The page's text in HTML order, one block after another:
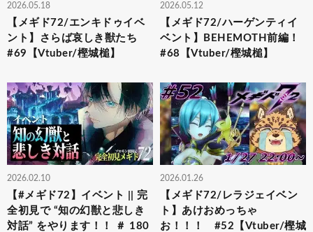
2026.05.18
【メギド72/エンキドゥイベ
ント】さらば哀しき獣たち
#69【Vtuber/樫城槌】
2026.05.12
【メギド72/ハーゲンティイ
ベント】BEHEMOTH前編！
#68【Vtuber/樫城槌】
2026.02.10
【#メギド72】イベント || 完
全初見で “知の幻獣と悲しき
対話” をやります！！ ＃ 180
2026.01.26
【メギド72/レラジェイベン
ト】あけおめっちゃ
お！！！ #52【Vtuber/樫城